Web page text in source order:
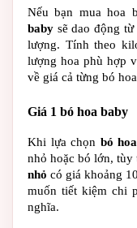
Nếu bạn mua hoa
baby sẽ dao động
lượng. Tính theo
lượng hoa phù hợp
về giá cả từng bó
Giá 1 bó hoa baby
Khi lựa chọn bó
nhỏ hoặc bó lớn, tùy
nhỏ có giá khoảng
muốn tiết kiệm chi
nghĩa.